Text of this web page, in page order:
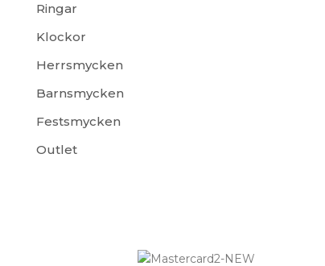
Ringar
Klockor
Herrsmycken
Barnsmycken
Festsmycken
Outlet